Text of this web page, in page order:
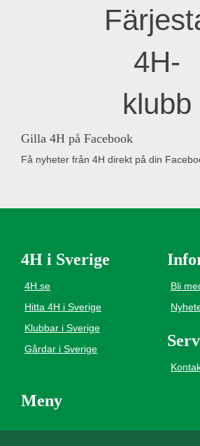
Gilla 4H på Facebook
Få nyheter från 4H direkt på din
4H i Sverige
4H.se
Hitta 4H i Sverige
Klubbar i Sverige
Gårdar i Sverige
Bli
Meny